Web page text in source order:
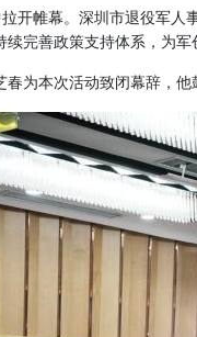
开帷幕。深圳市退役军人
完善政策支持体系，为军
春为本次活动致闭幕辞，